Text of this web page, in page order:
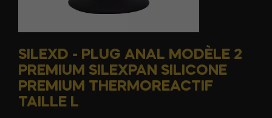
SILEXD - PLUG ANAL MODÈLE 2
PREMIUM SILEXPAN SILICONE
PREMIUM THERMOREACTIF
TAILLE L